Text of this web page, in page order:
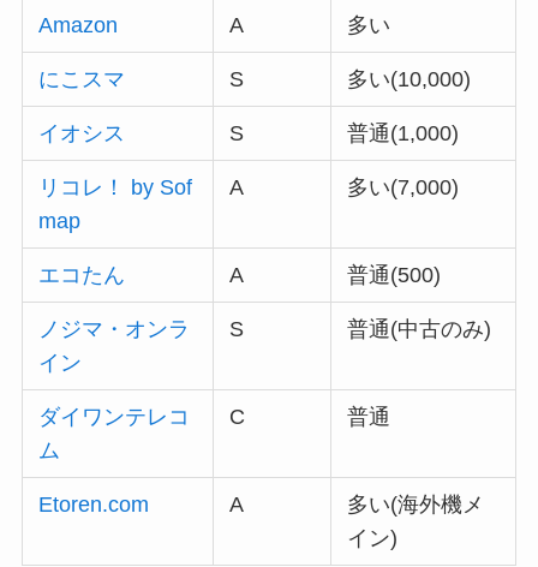
Amazon A 多い
にこスマ S 多い(10,000)
イオシス S 普通(1,000)
リコレ！ by Sof
map
A 多い(7,000)
エコたん A 普通(500)
ノジマ・オンラ
イン
S 普通(中古のみ)
ダイワンテレコ
ム
C 普通
Etoren.com A
多い(海外機メ
イン)